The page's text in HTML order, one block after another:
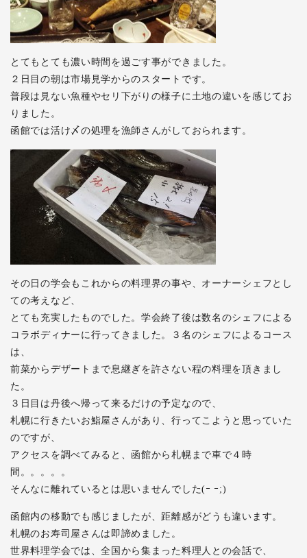
とてもとても濃い時間を過ごす事ができました。
２日目の朝は市場見学からのスタートです。
普段は見ない魚種やセリ下がりの様子に土地の違いを感じてお
りました。
函館では活け〆の処理を漁師さんがしておられます。
その日の学会もこれからの料理界の事や、オーナーシェフとし
ての考えなど、
とても充実したものでした。学会終了後は数名のシェフによる
コラボディナーに行ってきました。３名のシェフによるコース
は、
前菜からデザートまで息継ぎを許さない程の料理を頂きまし
た。
３日目は丹後へ帰って来るだけの予定なので、
札幌に行きたいお鮨屋さんがあり、行ってこようと思っていた
のですが、
アクセスを調べてみると、函館から札幌まで車で４時
間。。。。。
そんなに離れているとは思いませんでした(ｰ ｰ;)
函館内の移動でも感じましたが、距離感がどうも違います。
札幌のお寿司屋さんは即諦めました。
世界料理学会では、全国から集まった料理人との会話で、